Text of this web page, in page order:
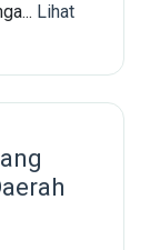
Lihat